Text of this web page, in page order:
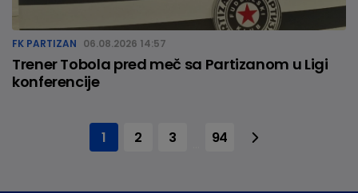
FK PARTIZAN 06.08.2026 14:57
Trener Tobola pred meč sa Partizanom u Ligi
konferencije
1 2 3 94